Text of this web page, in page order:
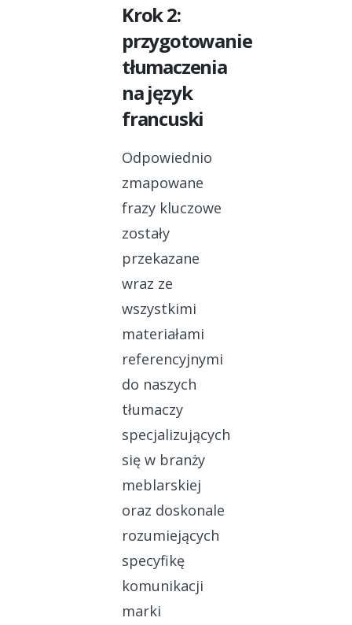
Krok 2:
przygotowanie
tłumaczenia
na język
francuski
Odpowiednio
zmapowane
frazy kluczowe
zostały
przekazane
wraz ze
wszystkimi
materiałami
referencyjnymi
do naszych
tłumaczy
specjalizujących
się w branży
meblarskiej
oraz doskonale
rozumiejących
specyfikę
komunikacji
marki